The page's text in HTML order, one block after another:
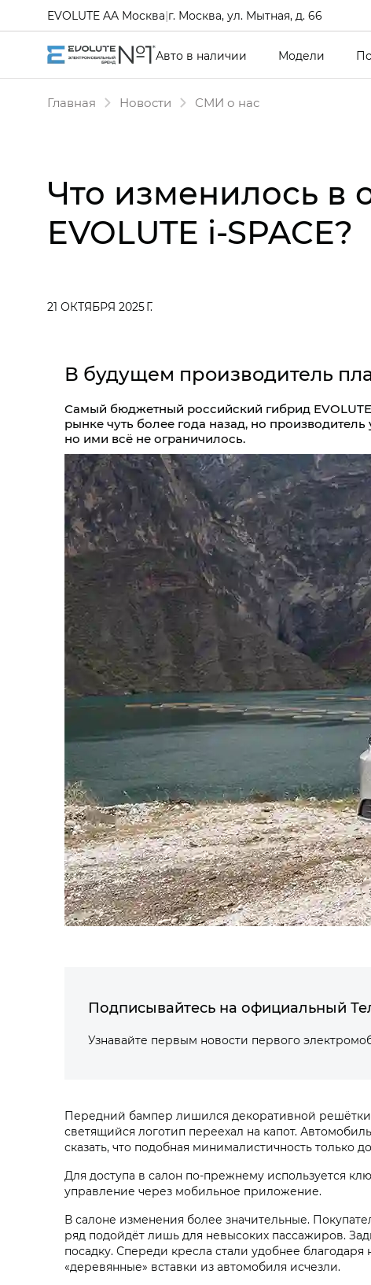
EVOLUTE AA Москва|г. Москва, ул. Мытная, д. 66
Авто в наличии Модели
Главная Новости СМИ о нас
Что изменилось в
EVOLUTE i‑SPACE?
21 ОКТЯБРЯ 2025 Г.
В будущем производитель
Самый бюджетный российский гибрид EVOLUTE
рынке чуть более года назад, но
но ими всё не ограничилось.
Подписывайтесь на официальный
Узнавайте первым новости первого
Передний бампер лишился декоративной решётки,
светящийся логотип переехал на капот.
сказать, что подобная минималистичность только
Для доступа в салон по-прежнему используется
управление через мобильное приложение.
В салоне изменения более значительные.
ряд подойдёт лишь для невысоких пассажиров.
посадку. Спереди кресла стали удобнее
«деревянные» вставки из автомобиля исчезли.